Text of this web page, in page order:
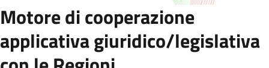
Motore di cooperazione
applicativa giuridico/legislativa